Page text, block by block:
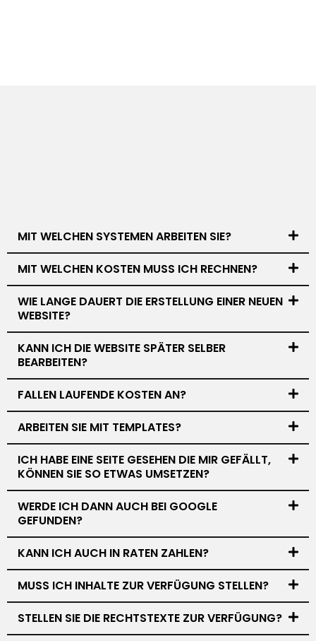
MIT WELCHEN SYSTEMEN ARBEITEN SIE?
MIT WELCHEN KOSTEN MUSS ICH RECHNEN?
WIE LANGE DAUERT DIE ERSTELLUNG EINER NEUEN
WEBSITE?
KANN ICH DIE WEBSITE SPÄTER SELBER
BEARBEITEN?
FALLEN LAUFENDE KOSTEN AN?
ARBEITEN SIE MIT TEMPLATES?
ICH HABE EINE SEITE GESEHEN DIE MIR GEFÄLLT,
KÖNNEN SIE SO ETWAS UMSETZEN?
WERDE ICH DANN AUCH BEI GOOGLE
GEFUNDEN?
KANN ICH AUCH IN RATEN ZAHLEN?
MUSS ICH INHALTE ZUR VERFÜGUNG STELLEN?
STELLEN SIE DIE RECHTSTEXTE ZUR VERFÜGUNG?